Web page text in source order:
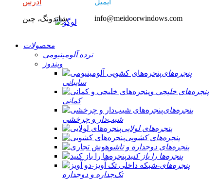
آدرس
شاندونگ، چین
ایمیل
info@meidoorwindows.com
محصولات
نرده آلومینیومی
ویندوز
پنجره‌های
سایبانی
پنجره‌های خلیجی و
کمانی
پنجره‌های
شیب‌دار و چرخشی
پنجره‌های لولایی
پنجره‌های کشویی
پنجره‌های دوجداره و تاشو
پنجره‌ها را باز کنید
پنجره‌های
تک‌جداره و دوجداره